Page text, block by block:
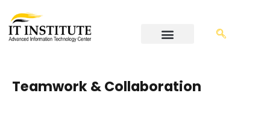
Teamwork & Collaboration